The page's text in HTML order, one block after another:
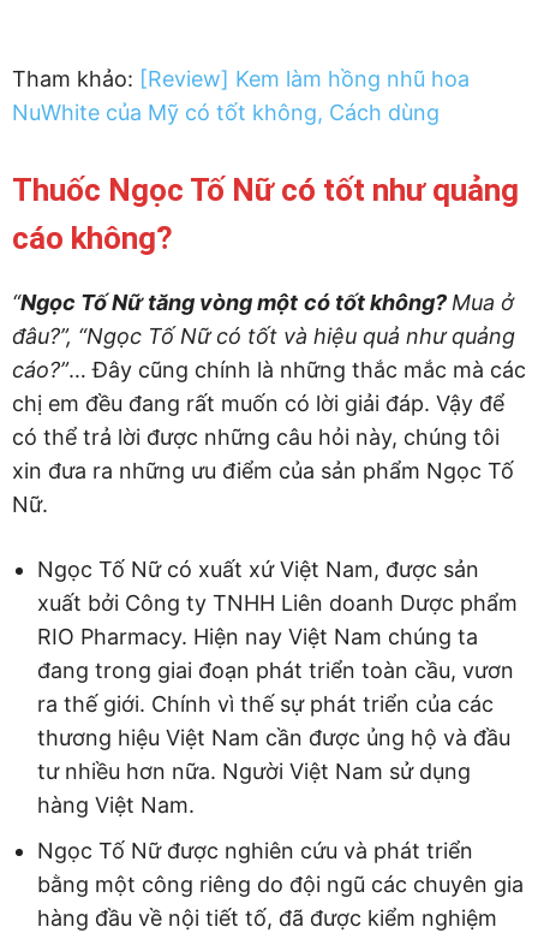
Tham khảo: [Review] Kem làm hồng nhũ hoa
NuWhite của Mỹ có tốt không, Cách dùng
Thuốc Ngọc Tố Nữ có tốt như quảng
cáo không?
“Ngọc Tố Nữ tăng vòng một có tốt không? Mua ở
đâu?”, “Ngọc Tố Nữ có tốt và hiệu quả như quảng
cáo?”… Đây cũng chính là những thắc mắc mà các
chị em đều đang rất muốn có lời giải đáp. Vậy để
có thể trả lời được những câu hỏi này, chúng tôi
xin đưa ra những ưu điểm của sản phẩm Ngọc Tố
Nữ.
Ngọc Tố Nữ có xuất xứ Việt Nam, được sản
xuất bởi Công ty TNHH Liên doanh Dược phẩm
RIO Pharmacy. Hiện nay Việt Nam chúng ta
đang trong giai đoạn phát triển toàn cầu, vươn
ra thế giới. Chính vì thế sự phát triển của các
thương hiệu Việt Nam cần được ủng hộ và đầu
tư nhiều hơn nữa. Người Việt Nam sử dụng
hàng Việt Nam.
Ngọc Tố Nữ được nghiên cứu và phát triển
bằng một công riêng do đội ngũ các chuyên gia
hàng đầu về nội tiết tố, đã được kiểm nghiệm